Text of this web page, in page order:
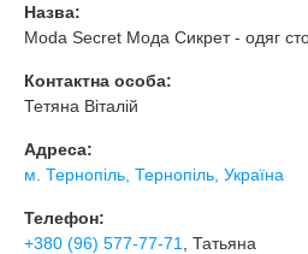
Назва:
Moda Secret Мода Сикрет - одяг
Контактна особа:
Тетяна Віталій
Адреса:
м. Тернопіль, Тернопіль, Україна
Телефон:
+380 (96) 577-77-71
, Татьяна